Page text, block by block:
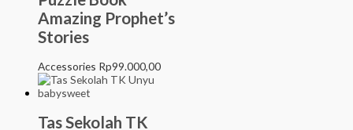
Amazing Prophet’s
Stories
Accessories Rp99.000,00
Tas Sekolah TK